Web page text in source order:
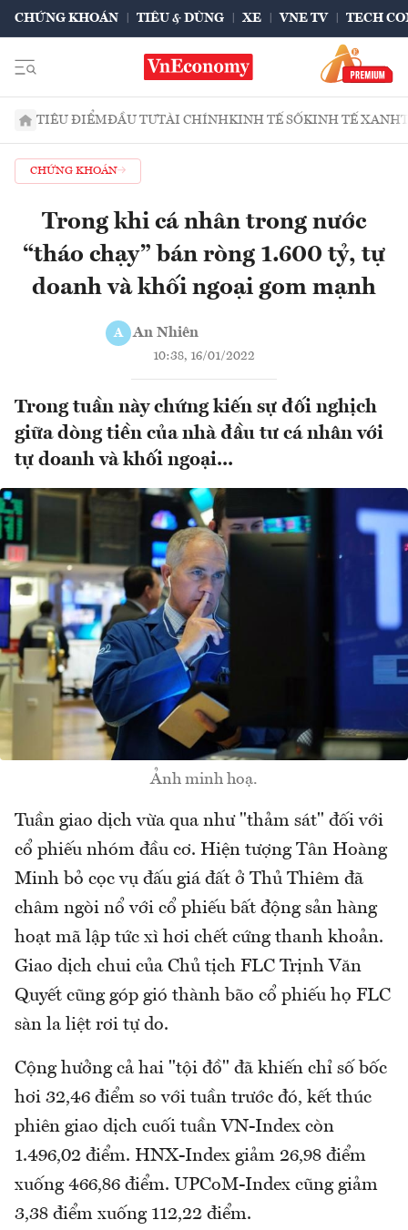
CHỨNG KHOÁN TIÊU & DÙNG XE VNE TV TECH
TIÊU ĐIỂMĐẦU TƯTÀI CHÍNHKINH TẾ SỐKINH TẾ XANH
CHỨNG KHOÁN
Trong khi cá nhân trong nước
“tháo chạy” bán ròng 1.600 tỷ, tự
doanh và khối ngoại gom mạnh
A An Nhiên
10:38, 16/01/2022
Trong tuần này chứng kiến sự đối nghịch
giữa dòng tiền của nhà đầu tư cá nhân với
tự doanh và khối ngoại...
Ảnh minh hoạ.
Tuần giao dịch vừa qua như "thảm sát" đối với
cổ phiếu nhóm đầu cơ. Hiện tượng Tân Hoàng
Minh bỏ cọc vụ đấu giá đất ở Thủ Thiêm đã
châm ngòi nổ với cổ phiếu bất động sản hàng
hoạt mã lập tức xì hơi chết cứng thanh khoản.
Giao dịch chui của Chủ tịch FLC Trịnh Văn
Quyết cũng góp gió thành bão cổ phiếu họ FLC
sàn la liệt rơi tự do.
Cộng hưởng cả hai "tội đồ" đã khiến chỉ số bốc
hơi 32,46 điểm so với tuần trước đó, kết thúc
phiên giao dịch cuối tuần VN-Index còn
1.496,02 điểm. HNX-Index giảm 26,98 điểm
xuống 466,86 điểm. UPCoM-Index cũng giảm
3,38 điểm xuống 112,22 điểm.